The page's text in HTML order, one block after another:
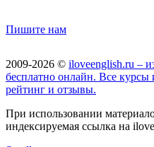
Пишите нам
2009-2026 © iloveenglish.ru –
бесплатно онлайн. Все
рейтинг и отзывы.
При использовании
индексируемая ссылка на